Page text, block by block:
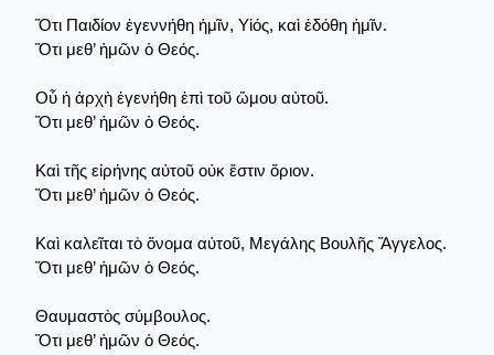
Ὅτι Παιδίον ἐγεννήθη ἡμῖν, Υἱός, καὶ ἐδόθη ἡμῖν.
Ὅτι μεθ’ ἡμῶν ὁ Θεός.
Οὗ ἡ ἀρχὴ ἐγενήθη ἐπὶ τοῦ ὤμου αὐτοῦ.
Ὅτι μεθ’ ἡμῶν ὁ Θεός.
Καὶ τῆς εἰρήνης αὐτοῦ οὐκ ἔστιν ὅριον.
Ὅτι μεθ’ ἡμῶν ὁ Θεός.
Καὶ καλεῖται τὸ ὄνομα αὐτοῦ, Μεγάλης Βουλῆς Ἄγγελος.
Ὅτι μεθ’ ἡμῶν ὁ Θεός.
Θαυμαστὸς σύμβουλος.
Ὅτι μεθ’ ἡμῶν ὁ Θεός.